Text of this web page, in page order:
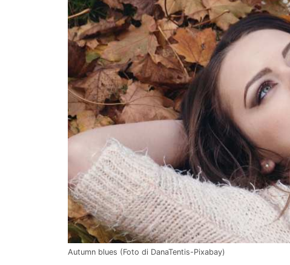
Autumn blues (Foto di DanaTentis-Pixabay)